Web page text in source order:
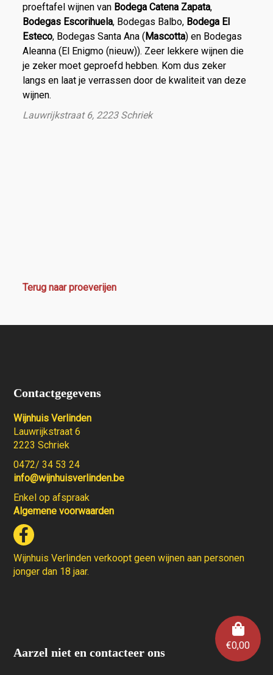
€0,00
proeftafel wijnen van Bodega Catena Zapata,
Bodegas Escorihuela, Bodegas Balbo, Bodega El
Esteco, Bodegas Santa Ana (Mascotta) en Bodegas
Aleanna (El Enigmo (nieuw)). Zeer lekkere wijnen die
je zeker moet geproefd hebben. Kom dus zeker
langs en laat je verrassen door de kwaliteit van deze
wijnen.
Lauwrijkstraat 6, 2223 Schriek
Terug naar proeverijen
Contactgegevens
Wijnhuis Verlinden
Lauwrijkstraat 6
2223 Schriek
0472/ 34 53 24
info@wijnhuisverlinden.be
Enkel op afspraak
Algemene voorwaarden
Wijnhuis Verlinden verkoopt geen wijnen aan personen
jonger dan 18 jaar.
Aarzel niet en contacteer ons